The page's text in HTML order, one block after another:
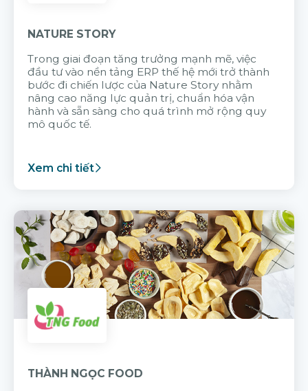
NATURE STORY
Trong giai đoạn tăng trưởng mạnh mẽ, việc
đầu tư vào nền tảng ERP thế hệ mới trở thành
bước đi chiến lược của Nature Story nhằm
nâng cao năng lực quản trị, chuẩn hóa vận
hành và sẵn sàng cho quá trình mở rộng quy
mô quốc tế.
Xem chi tiết
THÀNH NGỌC FOOD